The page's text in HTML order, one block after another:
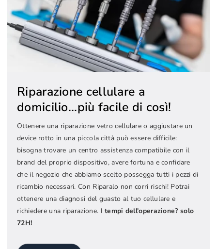
Riparazione cellulare a
domicilio...più facile di così!
Ottenere una riparazione vetro cellulare o aggiustare un
device rotto in una piccola città può essere difficile:
bisogna trovare un centro assistenza compatibile con il
brand del proprio dispositivo, avere fortuna e confidare
che il negozio che abbiamo scelto possegga tutti i pezzi di
ricambio necessari. Con Riparalo non corri rischi! Potrai
ottenere una diagnosi del guasto al tuo cellulare e
richiedere una riparazione. I tempi dell'operazione? solo
72H!